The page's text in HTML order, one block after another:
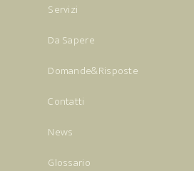
Servizi
Da Sapere
Domande&Risposte
Contatti
News
Glossario